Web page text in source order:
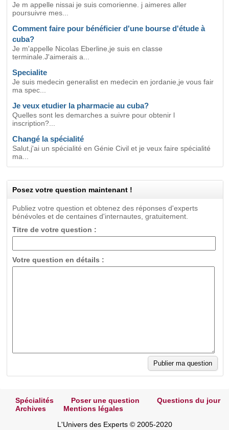
Je m appelle nissai je suis comorienne. j aimeres aller
poursuivre mes...
Comment faire pour bénéficier d'une bourse d'étude à
cuba?
Je m'appelle Nicolas Eberline,je suis en classe
terminale.J'aimerais a...
Specialite
Je suis medecin generalist en medecin en jordanie,je vous fair
ma spec...
Je veux etudier la pharmacie au cuba?
Quelles sont les demarches a suivre pour obtenir l
inscription?...
Changé la spécialité
Salut,j'ai un spécialité en Génie Civil et je veux faire spécialité
ma...
Posez votre question maintenant !
Publiez votre question et obtenez des réponses d'experts
bénévoles et de centaines d'internautes, gratuitement.
Titre de votre question :
Votre question en détails :
Spécialités Poser une question
Questions du jour
Archives
Mentions légales
L'Univers des Experts © 2005-2020